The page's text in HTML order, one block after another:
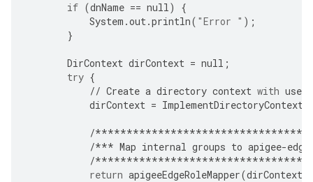
if (dnName == null)
{
System .out.println( "Error " );
}
DirContext dirContext = null ;
try {
// Create a directory context with
dirContext =
/
/*** Map internal groups to apigee-edge
/
return apigeeEdgeRoleMapper(dirContext